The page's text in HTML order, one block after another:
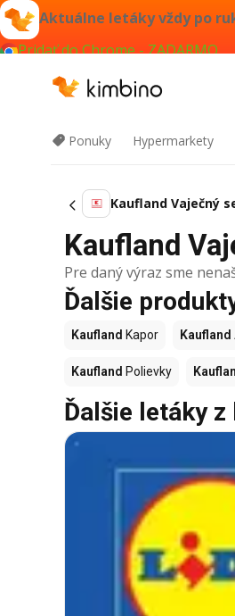
Aktuálne letáky vždy po
Pridať do Chrome - ZADARMO
Ponuky Hypermarkety
Kaufland Vaječný
Kaufland
Pre daný výraz sme
Ďalšie
Kaufland Kapor Kaufland
Kaufland Polievky
Ďalšie letáky